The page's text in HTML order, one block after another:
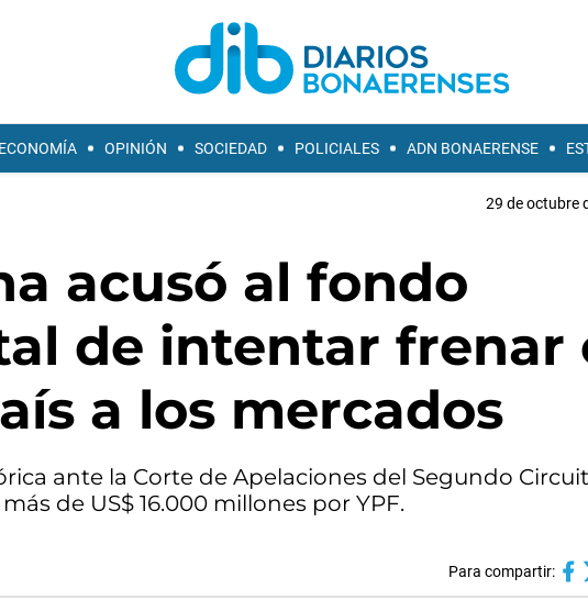
ECONOMÍA OPINIÓN SOCIEDAD POLICIALES ADN BONAERENSE
29 de octubre
acusó al fondo
de intentar frenar
a los mercados
ante la Corte de Apelaciones del Segundo
de US$ 16.000 millones por YPF.
Para compartir: